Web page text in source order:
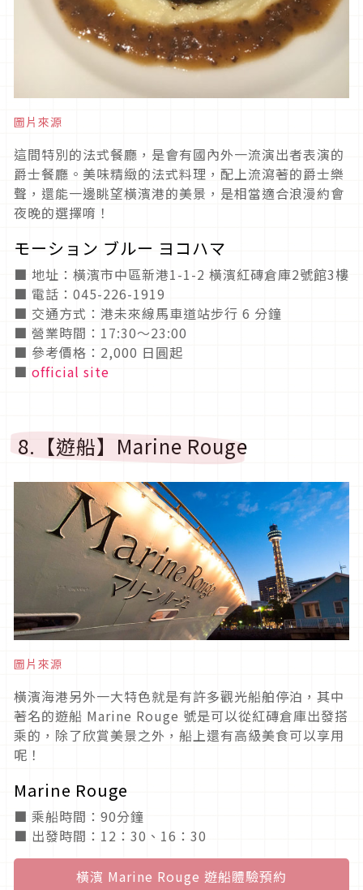
圖片來源
這間特別的法式餐廳，是會有國內外一流演出者表演的
爵士餐廳。美味精緻的法式料理，配上流瀉著的爵士樂
聲，還能一邊眺望橫濱港的美景，是相當適合浪漫約會
夜晚的選擇唷！
モーション ブルー ヨコハマ
■ 地址：橫濱市中區新港1-1-2 橫濱紅磚倉庫2號館3樓
■ 電話：045-226-1919
■ 交通方式：港未來線馬車道站步行 6 分鐘
■ 營業時間：17:30～23:00
■ 參考價格：2,000 日圓起
■ official site
8.【遊船】Marine Rouge
圖片來源
橫濱海港另外一大特色就是有許多觀光船舶停泊，其中
著名的遊船 Marine Rouge 號是可以從紅磚倉庫出發搭
乘的，除了欣賞美景之外，船上還有高級美食可以享用
呢！
Marine Rouge
■ 乘船時間：90分鐘
■ 出發時間：12：30、16：30
橫濱 Marine Rouge 遊船體驗預約